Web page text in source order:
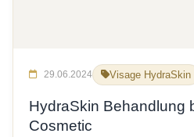
29.06.2024 Visage HydraSkin
HydraSkin Behandlung
Cosmetic